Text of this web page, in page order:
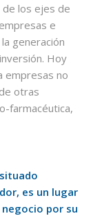
de los ejes de
e
generación
Hoy
empresas no
otras
farmacéutica,
es un lugar
por su